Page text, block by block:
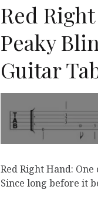
Red
Peaky
Guitar
Red Right Hand:
Since long before it